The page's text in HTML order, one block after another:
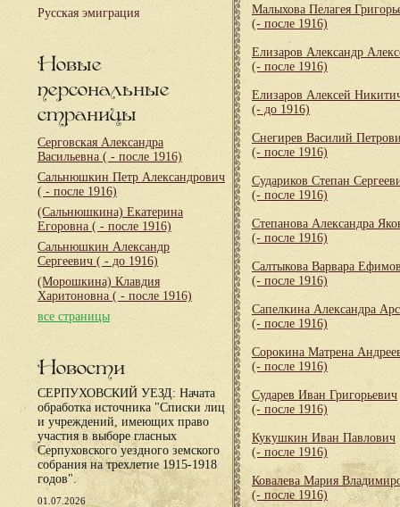
Русская эмиграция
Новые
персональные
страницы
Серговская Александра
Васильевна ( - после 1916)
Сальнюшкин Петр Александрович
( - после 1916)
(Сальнюшкина) Екатерина
Егоровна ( - после 1916)
Сальнюшкин Александр
Сергеевич ( - до 1916)
(Морошкина) Клавдия
Харитоновна ( - после 1916)
все страницы
Новости
СЕРПУХОВСКИЙ УЕЗД: Начата
обработка источника "Списки лиц
и учреждений, имеющих право
участия в выборе гласных
Серпуховского уездного земского
собрания на трехлетие 1915-1918
годов".
01.07.2026
Малыхова Пелагея
(- после 1916)
Елизаров Александр
(- после 1916)
Елизаров Алексей
(- до 1916)
Снегирев Василий
(- после 1916)
Судариков Степан
(- после 1916)
Степанова Александра
(- после 1916)
Салтыкова Варвара
(- после 1916)
Сапелкина Александра
(- после 1916)
Сорокина Матрена
(- после 1916)
Сударев Иван Григорьевич
(- после 1916)
Кукушкин Иван Павлович
(- после 1916)
Ковалева Мария
(- после 1916)